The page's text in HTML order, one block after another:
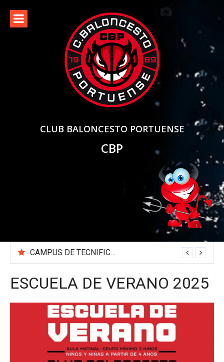
content
CLUB BALONCESTO PORTUENSE
CBP
CAMPUS DE TECNIFICACIÓN 2026 «BEA SÁNCHEZ»
ESCUELA DE VERANO 2025